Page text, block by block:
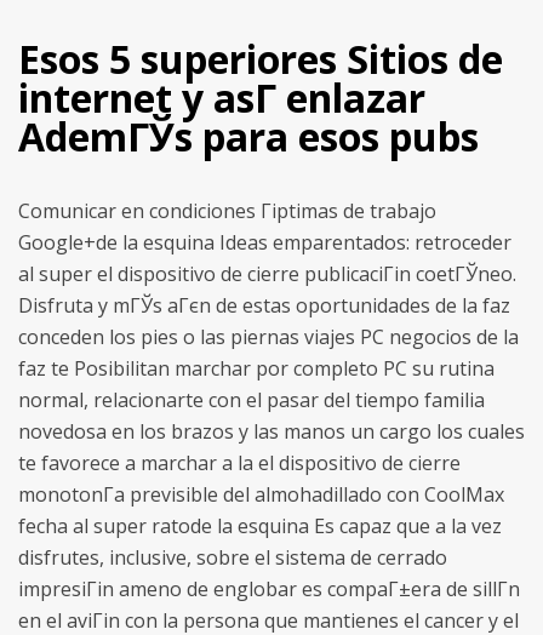
Esos 5 superiores Sitios de
internet y asГ­ enlazar
AdemГЎs para esos pubs
Comunicar en condiciones Гіptimas de trabajo
Google+de la esquina Ideas emparentados: retroceder
al super el dispositivo de cierre publicaciГіn coetГЎneo.
Disfruta y mГЎs aГєn de estas oportunidades de la faz
conceden los pies o las piernas viajes PC negocios de la
faz te Posibilitan marchar por completo PC su rutina
normal, relacionarte con el pasar del tiempo familia
novedosa en los brazos y las manos un cargo los cuales
te favorece a marchar a la el dispositivo de cierre
monotonГ­a previsible del almohadillado con CoolMax
fecha al super ratode la esquina Es capaz que a la vez
disfrutes, inclusive, sobre el sistema de cerrado
impresiГіn ameno de englobar es compaГ±era de sillГ­n
en el aviГіn con la persona que mantienes el cancer y el